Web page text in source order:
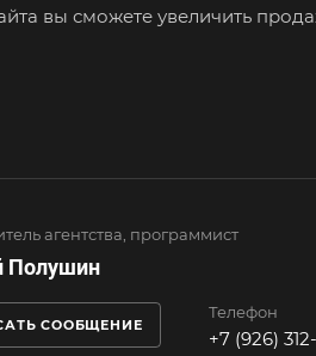
вы сможете увеличить
агентства, программист
Полушин
СООБЩЕНИЕ
Телефон
+7 (926)